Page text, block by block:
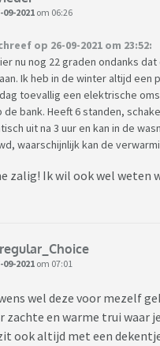
09-2021 om 06:26
op 26-09-2021 om 23:52:
nu nog 22 graden ondanks
Ik heb in de winter altijd een
toevallig een elektrische
de bank. Heeft 6 standen,
uit na 3 uur en kan in de
waarschijnlijk kan de
zalig! Ik wil ook wel weten
09-2021 om 07:01
wel deze voor mezelf
zachte en warme trui waar
ook altijd met een